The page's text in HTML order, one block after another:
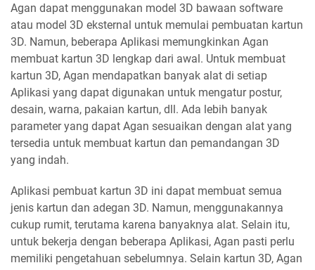
Agan dapat menggunakan model 3D bawaan software
atau model 3D eksternal untuk memulai pembuatan kartun
3D. Namun, beberapa Aplikasi memungkinkan Agan
membuat kartun 3D lengkap dari awal. Untuk membuat
kartun 3D, Agan mendapatkan banyak alat di setiap
Aplikasi yang dapat digunakan untuk mengatur postur,
desain, warna, pakaian kartun, dll. Ada lebih banyak
parameter yang dapat Agan sesuaikan dengan alat yang
tersedia untuk membuat kartun dan pemandangan 3D
yang indah.
Aplikasi pembuat kartun 3D ini dapat membuat semua
jenis kartun dan adegan 3D. Namun, menggunakannya
cukup rumit, terutama karena banyaknya alat. Selain itu,
untuk bekerja dengan beberapa Aplikasi, Agan pasti perlu
memiliki pengetahuan sebelumnya. Selain kartun 3D, Agan